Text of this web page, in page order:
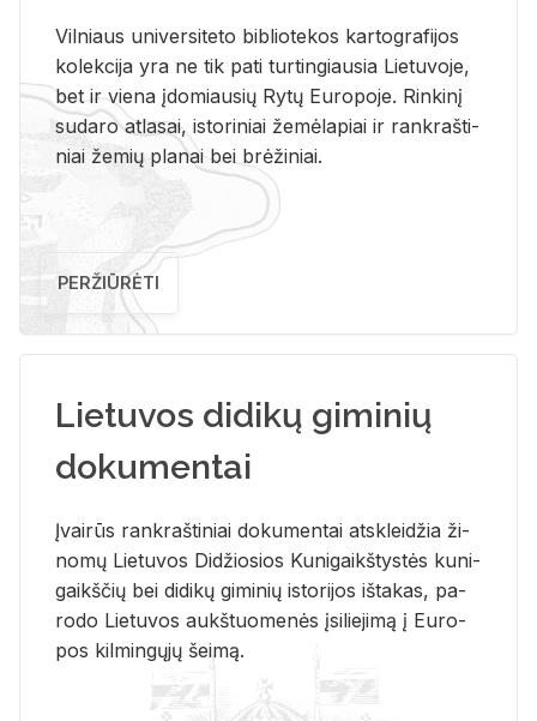
Vil­niaus uni­ver­si­te­to bi­b­lio­te­kos kar­to­gra­fi­jos
ko­lek­ci­ja yra ne tik pati tur­tin­giau­sia Lie­tu­vo­je,
bet ir vie­na įdo­miau­sių Rytų Eu­ro­po­je. Rin­ki­nį
su­da­ro at­la­sai, is­to­ri­niai že­mė­la­piai ir rank­raš­ti­
niai že­mių pla­nai bei brė­ži­niai.
PERŽIŪRĖTI
Lietuvos didikų giminių
dokumentai
Įvai­rūs rank­raš­ti­niai do­ku­men­tai at­sklei­džia ži­
no­mų Lie­tu­vos Di­džio­sios Ku­ni­gaikš­tys­tės ku­ni­
gaikš­čių bei di­di­kų gi­mi­nių is­to­ri­jos iš­ta­kas, pa­
ro­do Lie­tu­vos aukš­tuo­me­nės įsi­lie­ji­mą į Eu­ro­
pos kil­min­gų­jų šei­mą.